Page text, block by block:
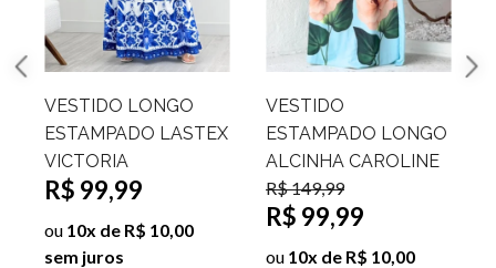
VESTIDO LONGO
ESTAMPADO LASTEX
VICTORIA
R$ 99,99
ou 10x de R$ 10,00
sem juros
VESTIDO
ESTAMPADO LONGO
ALCINHA CAROLINE
R$ 149,99
R$ 99,99
ou 10x de R$ 10,00